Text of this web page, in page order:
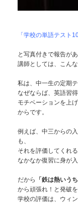
「学校の単語テスト
と写真付きで報告が
講師としては、こん
私は、中一生の定期
なぜならば、英語習
モチベーションを上
からです。
例えば、中三からの
も、
それを評価してくれ
なかなか復習に身が
だから 「鉄は熱いう
から頑張れ！と発破を
学校の評価は、ウィ